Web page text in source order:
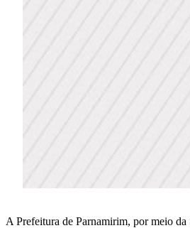
A Prefeitura de Parnamirim, por meio